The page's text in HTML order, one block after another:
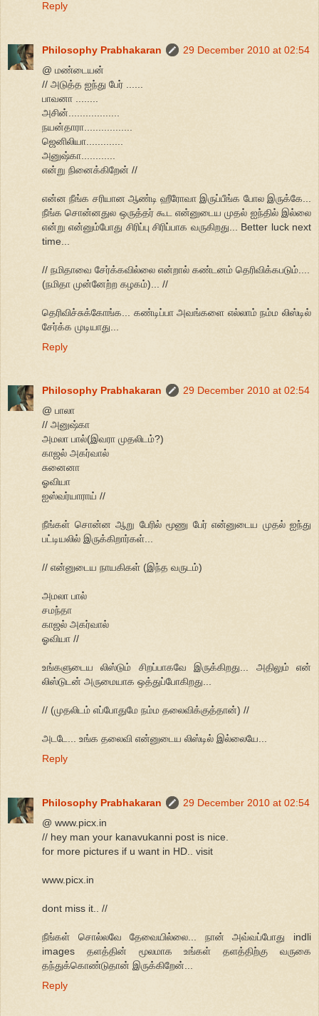
Reply
Philosophy Prabhakaran
29 December 2010 at 02:54
@ மண்டையன்
// அடுத்த ஐந்து பேர் ......
பாவனா ........
அசின்..................
நயன்தாரா.................
ஜெனிலியா.............
அனுஷ்கா............
என்று நினைக்கிறேன் //
என்ன நீங்க சரியான ஆண்டி ஹீரோவா இருப்பீங்க போல இருக்கே...
நீங்க சொன்னதுல ஒருத்தர் கூட என்னுடைய முதல் ஐந்தில் இல்லை
என்று என்னும்போது சிரிப்பு சிரிப்பாக வருகிறது... Better luck next
time...
// நமிதாவை சேர்க்கவில்லை என்றால் கண்டனம் தெரிவிக்கபடும்....
(நமிதா முன்னேற்ற கழகம்)... //
தெரிவிச்சுக்கோங்க... கண்டிப்பா அவங்களை எல்லாம் நம்ம லிஸ்டில்
சேர்க்க முடியாது...
Reply
Philosophy Prabhakaran
29 December 2010 at 02:54
@ பாலா
// அனுஷ்கா
அமலா பால்(இவரா முதலிடம்?)
காஜல் அகர்வால்
சுனைனா
ஓவியா
ஐஸ்வர்யாராய் //
நீங்கள் சொன்ன ஆறு பேரில் மூணு பேர் என்னுடைய முதல் ஐந்து
பட்டியலில் இருக்கிறார்கள்...
// என்னுடைய நாயகிகள் (இந்த வருடம்)
அமலா பால்
சமந்தா
காஜல் அகர்வால்
ஓவியா //
உங்களுடைய லிஸ்டும் சிறப்பாகவே இருக்கிறது... அதிலும் என்
லிஸ்டுடன் அருமையாக ஒத்துப்போகிறது...
// (முதலிடம் எப்போதுமே நம்ம தலைவிக்குத்தான்) //
அடடே... உங்க தலைவி என்னுடைய லிஸ்டில் இல்லையே...
Reply
Philosophy Prabhakaran
29 December 2010 at 02:54
@ www.picx.in
// hey man your kanavukanni post is nice.
for more pictures if u want in HD.. visit
www.picx.in
dont miss it.. //
நீங்கள் சொல்லவே தேவையில்லை... நான் அவ்வப்போது indli
images தளத்தின் மூலமாக உங்கள் தளத்திற்கு வருகை
தந்துக்கொண்டுதான் இருக்கிறேன்...
Reply